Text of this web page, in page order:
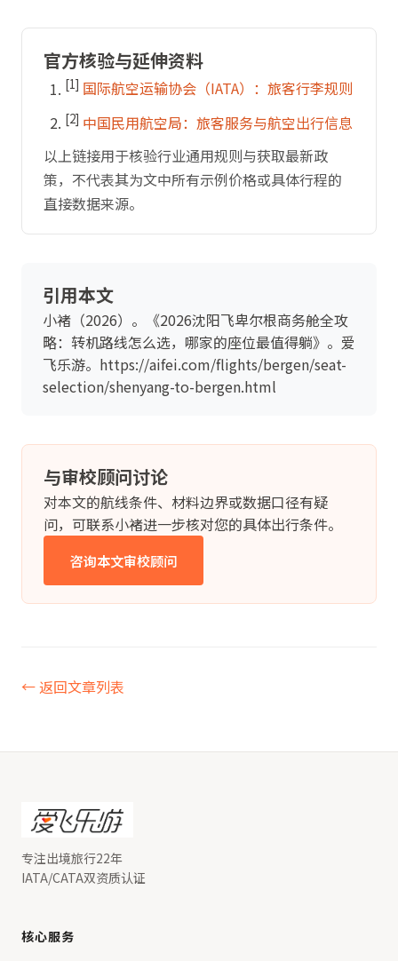
官方核验与延伸资料
[1] 国际航空运输协会（IATA）：旅客行李规则
[2] 中国民用航空局：旅客服务与航空出行信息
以上链接用于核验行业通用规则与获取最新政
策，不代表其为文中所有示例价格或具体行程的
直接数据来源。
引用本文
小褚（2026）。《2026沈阳飞卑尔根商务舱全攻
略：转机路线怎么选，哪家的座位最值得躺》。爱
飞乐游。https://aifei.com/flights/bergen/seat-
selection/shenyang-to-bergen.html
与审校顾问讨论
对本文的航线条件、材料边界或数据口径有疑
问，可联系小褚进一步核对您的具体出行条件。
咨询本文审校顾问
← 返回文章列表
专注出境旅行22年
IATA/CATA双资质认证
核心服务